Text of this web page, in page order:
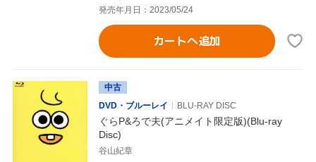
発売年月日：2023/05/24
カートへ追加
中古
DVD・ブルーレイ
BLU-RAY DISC
ぐらP&ろで夫(アニメイト限定版)(Blu-ray
Disc)
谷山紀章